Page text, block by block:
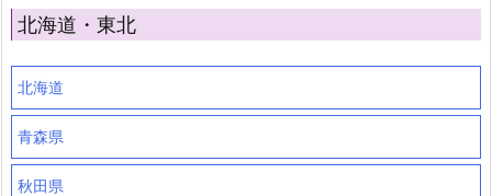
北海道・東北
北海道
青森県
秋田県